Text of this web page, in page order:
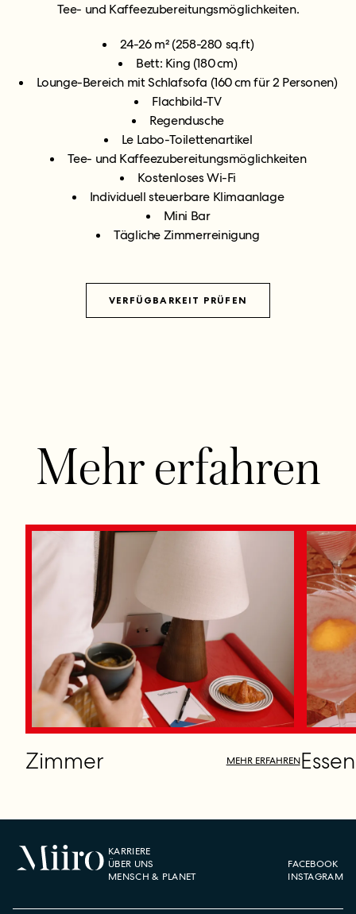
Tee- und Kaffeezubereitungsmöglichkeiten.
24-26 m² (258-280 sq.ft)
Bett: King (180 cm)
Lounge-Bereich mit Schlafsofa (160 cm für 2 Personen)
Flachbild-TV
Regendusche
Le Labo-Toilettenartikel
Tee- und Kaffeezubereitungsmöglichkeiten
Kostenloses Wi-Fi
Individuell steuerbare Klimaanlage
Mini Bar
Tägliche Zimmerreinigung
VERFÜGBARKEIT PRÜFEN
Mehr erfahren
Zimmer MEHR ERFAHREN
KARRIERE
ÜBER UNS
MENSCH & PLANET
FACEBOOK
INSTAGRAM